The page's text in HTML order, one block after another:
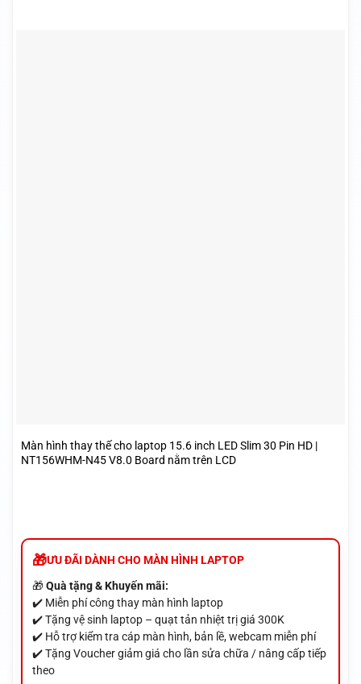
Màn hình thay thế cho laptop 15.6 inch LED Slim 30 Pin HD |
NT156WHM-N45 V8.0 Board nằm trên LCD
ƯU ĐÃI DÀNH CHO MÀN HÌNH LAPTOP
🎁Quà tặng & Khuyến mãi:
✔️ Miễn phí công thay màn hình laptop
✔️ Tặng vệ sinh laptop – quạt tản nhiệt trị giá 300K
✔️ Hỗ trợ kiểm tra cáp màn hình, bản lề, webcam miễn phí
✔️ Tặng Voucher giảm giá cho lần sửa chữa / nâng cấp tiếp
theo